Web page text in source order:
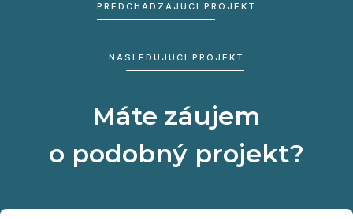
PREDCHÁDZAJÚCI PROJEKT
NASLEDUJÚCI PROJEKT
Máte záujem
o podobný projekt?